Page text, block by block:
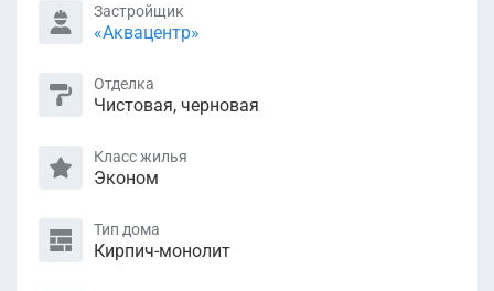
Застройщик
«Аквацентр»
Отделка
Чистовая, черновая
Класс жилья
Эконом
Тип дома
Кирпич-монолит